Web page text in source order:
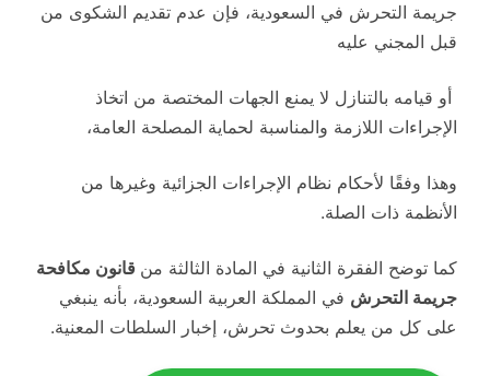
جريمة التحرش في السعودية، فإن عدم تقديم الشكوى من
قبل المجني عليه
أو قيامه بالتنازل لا يمنع الجهات المختصة من اتخاذ
الإجراءات اللازمة والمناسبة لحماية المصلحة العامة،
وهذا وفقًا لأحكام نظام الإجراءات الجزائية وغيرها من
الأنظمة ذات الصلة.
كما توضح الفقرة الثانية في المادة الثالثة من قانون مكافحة
جريمة التحرش في المملكة العربية السعودية، بأنه ينبغي
على كل من يعلم بحدوث تحرش، إخبار السلطات المعنية.